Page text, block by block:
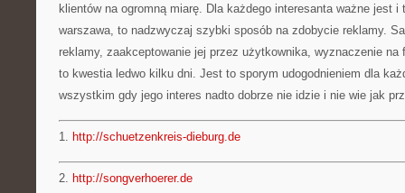
klientów na ogromną miarę. Dla każdego interesanta ważne jest
warszawa, to nadzwyczaj szybki sposób na zdobycie reklamy.
reklamy, zaakceptowanie jej przez użytkownika, wyznaczenie
to kwestia ledwo kilku dni. Jest to sporym udogodnieniem dla
wszystkim gdy jego interes nadto dobrze nie idzie i nie wie jak
1. http://schuetzenkreis-dieburg.de
2. http://songverhoerer.de